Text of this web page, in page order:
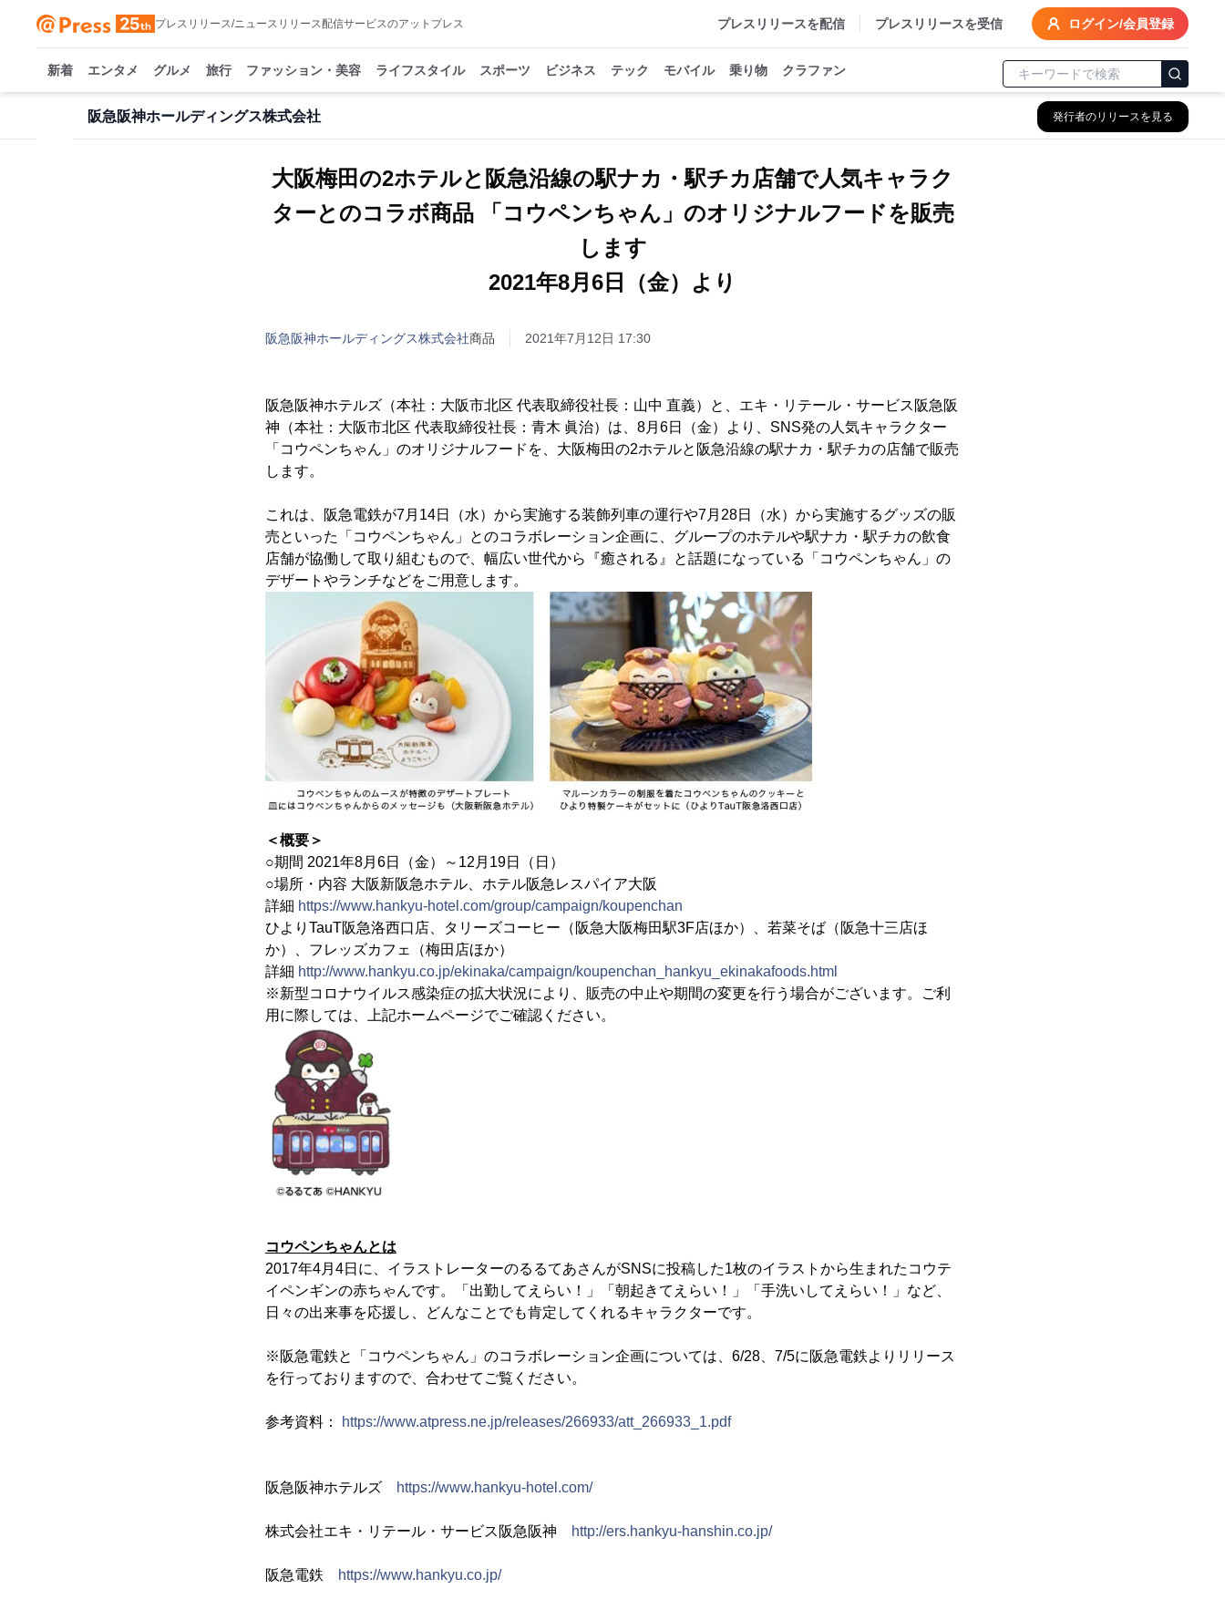
プレスリリース/ニュースリリース配信サービスのアットプレス プレスリリースを配信 プレスリリースを受信 ログイン/会員登録
新着 エンタメ グルメ 旅行 ファッション・美容 ライフスタイル スポーツ ビジネス テック モバイル 乗り物 クラファン
阪急阪神ホールディングス株式会社 発行者のリリースを見る
大阪梅田の2ホテルと阪急沿線の駅ナカ・駅チカ店舗で人気キャラク
ターとのコラボ商品 「コウペンちゃん」のオリジナルフードを販売
します
2021年8月6日（金）より
阪急阪神ホールディングス株式会社商品 2021年7月12日 17:30
阪急阪神ホテルズ（本社：大阪市北区 代表取締役社長：山中 直義）と、エキ・リテール・サービス阪急阪
神（本社：大阪市北区 代表取締役社長：青木 眞治）は、8月6日（金）より、SNS発の人気キャラクター
「コウペンちゃん」のオリジナルフードを、大阪梅田の2ホテルと阪急沿線の駅ナカ・駅チカの店舗で販売
します。
これは、阪急電鉄が7月14日（水）から実施する装飾列車の運行や7月28日（水）から実施するグッズの販
売といった「コウペンちゃん」とのコラボレーション企画に、グループのホテルや駅ナカ・駅チカの飲食
店舗が協働して取り組むもので、幅広い世代から『癒される』と話題になっている「コウペンちゃん」の
デザートやランチなどをご用意します。
＜概要＞
○期間 2021年8月6日（金）～12月19日（日）
○場所・内容 大阪新阪急ホテル、ホテル阪急レスパイア大阪
詳細 https://www.hankyu-hotel.com/group/campaign/koupenchan
ひよりTauT阪急洛西口店、タリーズコーヒー（阪急大阪梅田駅3F店ほか）、若菜そば（阪急十三店ほ
か）、フレッズカフェ（梅田店ほか）
詳細 http://www.hankyu.co.jp/ekinaka/campaign/koupenchan_hankyu_ekinakafoods.html
※新型コロナウイルス感染症の拡大状況により、販売の中止や期間の変更を行う場合がございます。ご利
用に際しては、上記ホームページでご確認ください。
コウペンちゃんとは
2017年4月4日に、イラストレーターのるるてあさんがSNSに投稿した1枚のイラストから生まれたコウテ
イペンギンの赤ちゃんです。「出勤してえらい！」「朝起きてえらい！」「手洗いしてえらい！」など、
日々の出来事を応援し、どんなことでも肯定してくれるキャラクターです。
※阪急電鉄と「コウペンちゃん」のコラボレーション企画については、6/28、7/5に阪急電鉄よりリリース
を行っておりますので、合わせてご覧ください。
参考資料： https://www.atpress.ne.jp/releases/266933/att_266933_1.pdf
阪急阪神ホテルズ https://www.hankyu-hotel.com/
株式会社エキ・リテール・サービス阪急阪神 http://ers.hankyu-hanshin.co.jp/
阪急電鉄 https://www.hankyu.co.jp/